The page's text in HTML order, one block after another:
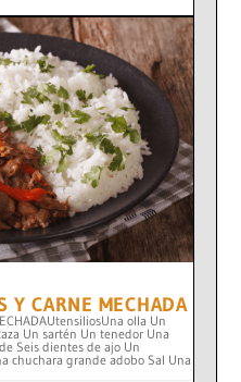
Y CARNE MECHADA
olla Un
Un sartén Un tenedor Una
Seis dientes de ajo Un
chuchara grande adobo Sal Una